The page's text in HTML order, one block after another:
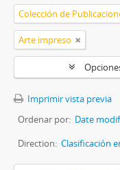
Arte impreso
Imprimir vista previa
Ordenar por: Date
Direction: Clasificación